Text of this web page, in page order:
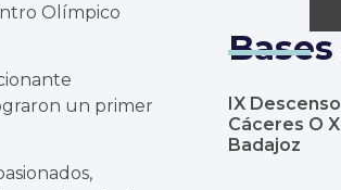
Olímpico
un primer
IX
Cáceres O
Badajoz